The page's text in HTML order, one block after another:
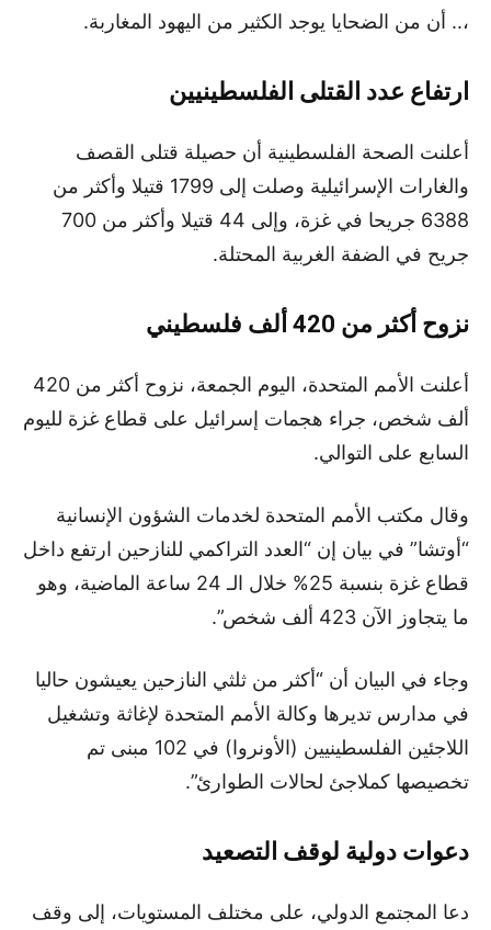
،.. أن من الضحايا يوجد الكثير من اليهود المغاربة.
ارتفاع عدد القتلى الفلسطينيين
أعلنت الصحة الفلسطينية أن حصيلة قتلى القصف
والغارات الإسرائيلية وصلت إلى 1799 قتيلا وأكثر من
6388 جريحا في غزة، وإلى 44 قتيلا وأكثر من 700
جريح في الضفة الغربية المحتلة.
نزوح أكثر من 420 ألف فلسطيني
أعلنت الأمم المتحدة، اليوم الجمعة، نزوح أكثر من 420
ألف شخص، جراء هجمات إسرائيل على قطاع غزة لليوم
السابع على التوالي.
وقال مكتب الأمم المتحدة لخدمات الشؤون الإنسانية
“أوتشا” في بيان إن “العدد التراكمي للنازحين ارتفع داخل
قطاع غزة بنسبة 25% خلال الـ 24 ساعة الماضية، وهو
ما يتجاوز الآن 423 ألف شخص”.
وجاء في البيان أن “أكثر من ثلثي النازحين يعيشون حاليا
في مدارس تديرها وكالة الأمم المتحدة لإغاثة وتشغيل
اللاجئين الفلسطينيين (الأونروا) في 102 مبنى تم
تخصيصها كملاجئ لحالات الطوارئ”.
دعوات دولية لوقف التصعيد
دعا المجتمع الدولي، على مختلف المستويات، إلى وقف